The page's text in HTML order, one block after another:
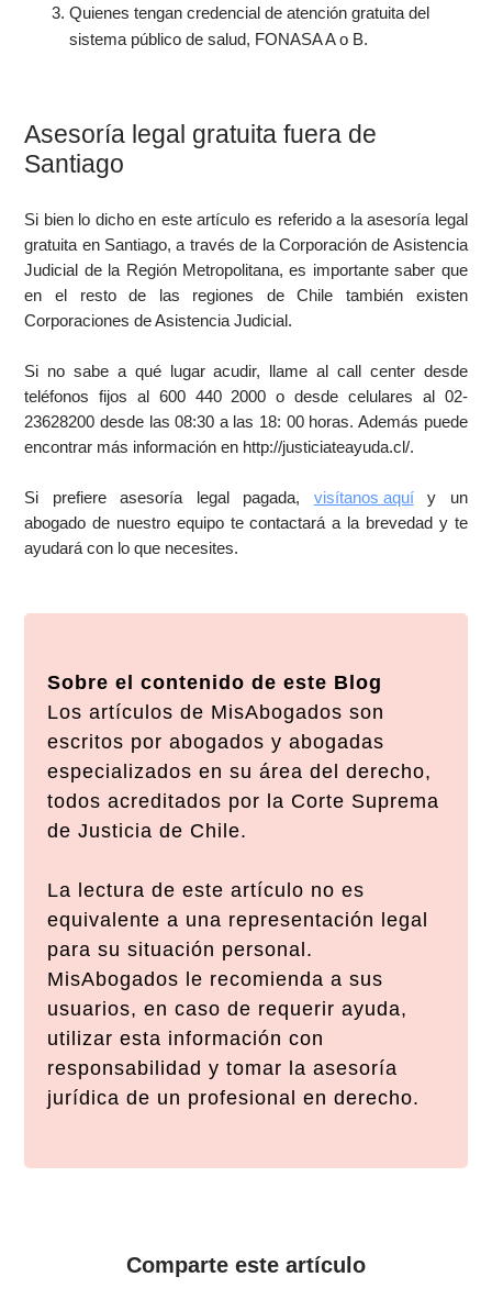
Quienes tengan credencial de atención gratuita del
sistema público de salud, FONASA A o B.
Asesoría legal gratuita fuera de
Santiago
Si bien lo dicho en este artículo es referido a la asesoría legal
gratuita en Santiago, a través de la Corporación de Asistencia
Judicial de la Región Metropolitana, es importante saber que
en el resto de las regiones de Chile también existen
Corporaciones de Asistencia Judicial.
Si no sabe a qué lugar acudir, llame al call center desde
teléfonos fijos al 600 440 2000 o desde celulares al 02-
23628200 desde las 08:30 a las 18: 00 horas. Además puede
encontrar más información en http://justiciateayuda.cl/.
Si prefiere asesoría legal pagada, visítanos aquíy un
abogado de nuestro equipo te contactará a la brevedad y te
ayudará con lo que necesites.
Sobre el contenido de este Blog
Los artículos de MisAbogados son
escritos por abogados y abogadas
especializados en su área del derecho,
todos acreditados por la Corte Suprema
de Justicia de Chile.
La lectura de este artículo no es
equivalente a una representación legal
para su situación personal.
MisAbogados le recomienda a sus
usuarios, en caso de requerir ayuda,
utilizar esta información con
responsabilidad y tomar la asesoría
jurídica de un profesional en derecho.
Comparte este artículo